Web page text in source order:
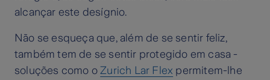
alcançar este desígnio.
Não se esqueça que, além de se sentir feliz,
também tem de se sentir protegido em casa -
soluções como oZurich Lar Flex permitem-lhe